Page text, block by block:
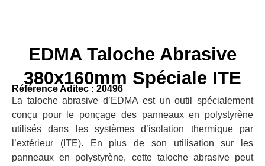
EDMA Taloche Abrasive
380x160mm Spéciale ITE
Référence Aditec : 20496
La taloche abrasive d’EDMA est un outil spécialement
conçu pour le ponçage des panneaux en polystyrène
utilisés dans les systèmes d’isolation thermique par
l’extérieur (ITE). En plus de son utilisation sur les
panneaux en polystyrène, cette taloche abrasive peut